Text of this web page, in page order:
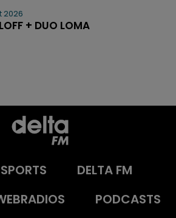
2026
+ DUO LOMA
SPORTS
DELTA FM
PODCASTS